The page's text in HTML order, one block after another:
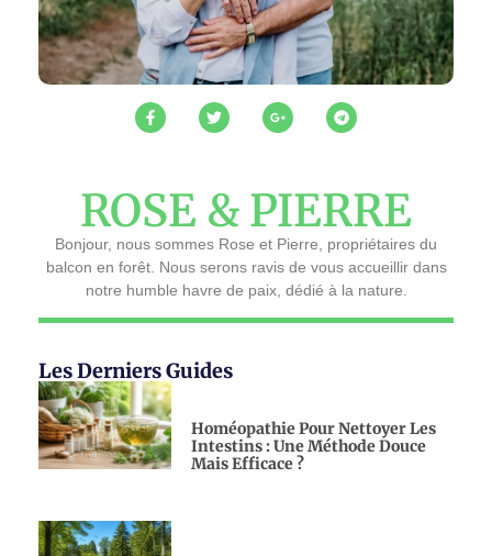
ROSE & PIERRE
Bonjour, nous sommes Rose et Pierre, propriétaires du
balcon en forêt. Nous serons ravis de vous accueillir dans
notre humble havre de paix, dédié à la nature.
Les Derniers Guides
Homéopathie Pour Nettoyer Les
Intestins : Une Méthode Douce
Mais Efficace ?